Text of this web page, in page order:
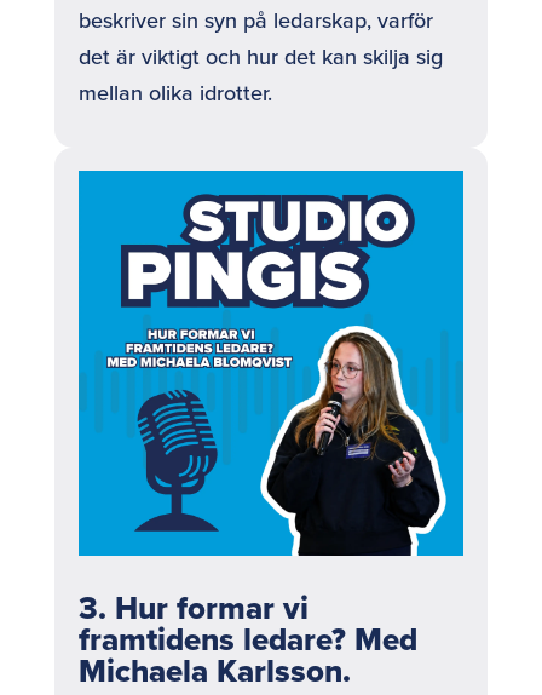
beskriver sin syn på ledarskap, varför
det är viktigt och hur det kan skilja sig
mellan olika idrotter.
3. Hur formar vi
framtidens ledare? Med
Michaela Karlsson.